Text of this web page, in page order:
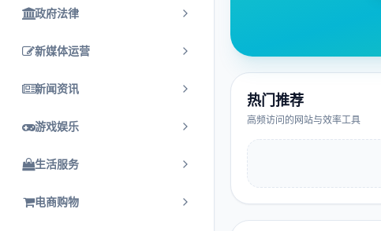
政府法律
新媒体运营
新闻资讯
游戏娱乐
生活服务
电商购物
热门推荐
高频访问的网站与效率工具